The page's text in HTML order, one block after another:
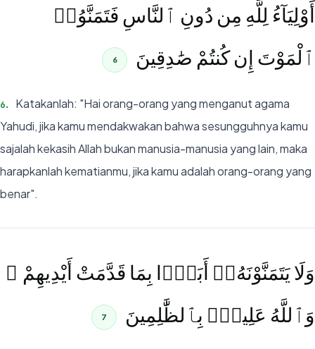
أَوْلِيَآءُ لِلَّهِ مِن دُونِ ٱلنَّاسِ فَتَمَنَّوُا۟
ٱلْمَوْتَ إِن كُنتُمْ صَٰدِقِينَ
6
6.
Katakanlah: "Hai orang-orang yang menganut agama
Yahudi, jika kamu mendakwakan bahwa sesungguhnya kamu
sajalah kekasih Allah bukan manusia-manusia yang lain, maka
harapkanlah kematianmu, jika kamu adalah orang-orang yang
benar".
وَلَا يَتَمَنَّوْنَهُۥٓ أَبَدًۢا بِمَا قَدَّمَتْ أَيْدِيهِمْ ۚ
وَٱللَّهُ عَلِيمٌۢ بِٱلظَّٰلِمِينَ
7